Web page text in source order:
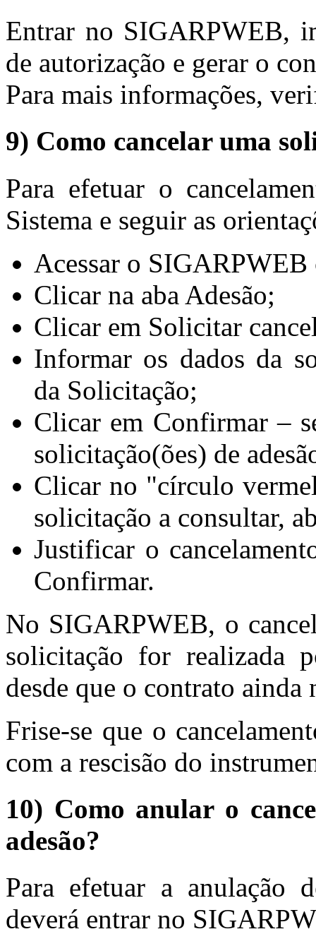
Entrar no SIGARPWEB,
de autorização e gerar o
Para mais informações,
9) Como cancelar uma
Para efetuar o
Sistema e seguir as
Acessar o SIGARPWEB
Clicar na aba Adesão;
Clicar em Solicitar
Informar os dados da
da Solicitação;
Clicar em Confirmar –
solicitação(ões) de
Clicar no "círculo
solicitação a consultar,
Justificar o
Confirmar.
No SIGARPWEB, o
solicitação for realizada
desde que o contrato ainda
Frise-se que o
com a rescisão do
10) Como anular o
adesão?
Para efetuar a anulação
deverá entrar no